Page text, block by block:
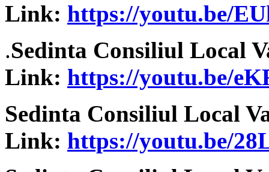
Link: https://youtu.be/
.Sedinta Consiliul Local
Link: https://youtu.be/
Sedinta Consiliul Local
Link: https://youtu.be/